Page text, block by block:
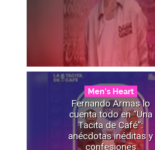
Men's Heart
Fernando Armas lo
cuenta todo en “Una
Tacita de Café”:
anécdotas inéditas y
confesiones